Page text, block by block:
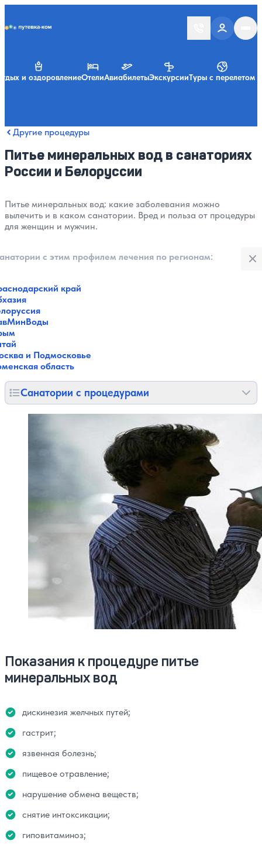
и оздоровлениеОтелиАвиабилетыЭкскурсииТуры с перелетом
Другие процедуры
Питье минеральных вод в санаториях
России и Белоруссии
Питье минеральных вод: какие заболевания можно
вылечить и в каком санатории. Вред и польза от процедуры
для женщин и мужчин.
с этим профилем лечения по регионам:
край
и Подмосковье
область
Санатории с процедурами
Показания к процедуре питье
минеральных вод
дискинезия желчных путей;
гастрит;
язвенная болезнь;
пищевое отравление;
нарушение обмена веществ;
снятие интоксикации;
гиповитаминоз;